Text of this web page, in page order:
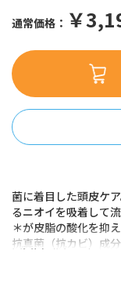
通常価格： ￥
菌に着目した頭皮ケ
るニオイを吸着して
＊が皮脂の酸化を抑
抗真菌（抗カビ）成